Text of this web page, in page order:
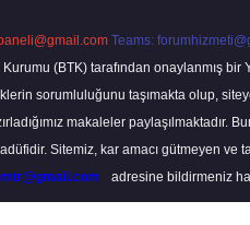
Teams:
(BTK) tarafından onaylanmış
sorumluluğunu taşımakta olup,
makaleler
Sitemiz, kar amacı gütmeyen
adresine bildirmeniz